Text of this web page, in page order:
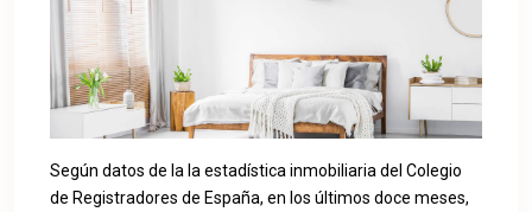
Según datos de la la estadística inmobiliaria del Colegio
de Registradores de España, en los últimos doce meses,